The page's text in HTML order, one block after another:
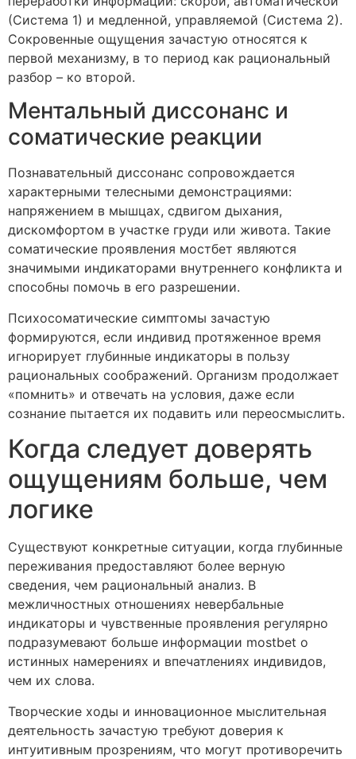
(Система 1) и медленной, управляемой (Система 2).
Сокровенные ощущения зачастую относятся к
первой механизму, в то период как рациональный
разбор – ко второй.
Ментальный диссонанс и
соматические реакции
Познавательный диссонанс сопровождается
характерными телесными демонстрациями:
напряжением в мышцах, сдвигом дыхания,
дискомфортом в участке груди или живота. Такие
соматические проявления мостбет являются
значимыми индикаторами внутреннего конфликта и
способны помочь в его разрешении.
Психосоматические симптомы зачастую
формируются, если индивид протяженное время
игнорирует глубинные индикаторы в пользу
рациональных соображений. Организм продолжает
«помнить» и отвечать на условия, даже если
сознание пытается их подавить или переосмыслить.
Когда следует доверять
ощущениям больше, чем
логике
Существуют конкретные ситуации, когда глубинные
переживания предоставляют более верную
сведения, чем рациональный анализ. В
межличностных отношениях невербальные
индикаторы и чувственные проявления регулярно
подразумевают больше информации mostbet о
истинных намерениях и впечатлениях индивидов,
чем их слова.
Творческие ходы и инновационное мыслительная
деятельность зачастую требуют доверия к
интуитивным прозрениям, что могут противоречить